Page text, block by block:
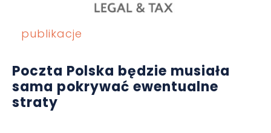
publikacje
Poczta Polska będzie musiała
sama pokrywać ewentualne
straty